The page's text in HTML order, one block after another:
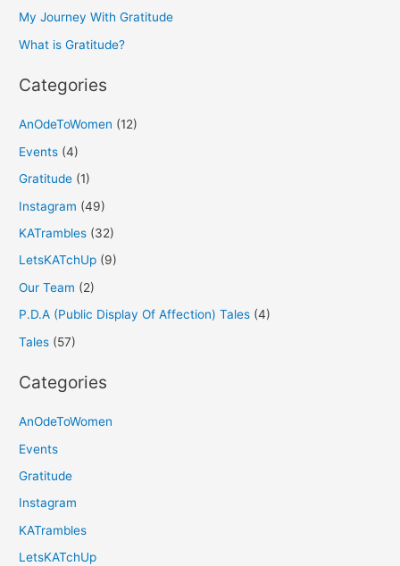
oMy Journey With Gratitude
What is Gratitude?
Categories
AnOdeToWomen (12)
Events (4)
Gratitude (1)
Instagram (49)
KATrambles (32)
LetsKATchUp (9)
Our Team (2)
P.D.A (Public Display Of Affection) Tales (4)
Tales (57)
Categories
AnOdeToWomen
Events
Gratitude
Instagram
KATrambles
LetsKATchUp